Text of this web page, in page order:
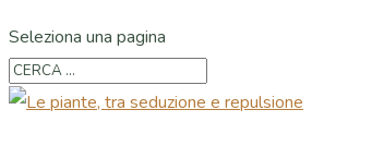
Seleziona una pagina